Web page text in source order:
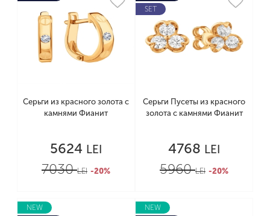
Серьги из красного золота с
камнями Фианит
5624 LEI
7030LEI -20%
SET
Серьги Пусеты из красного
золота с камнями Фианит
4768 LEI
5960LEI -20%
NEW
NEW